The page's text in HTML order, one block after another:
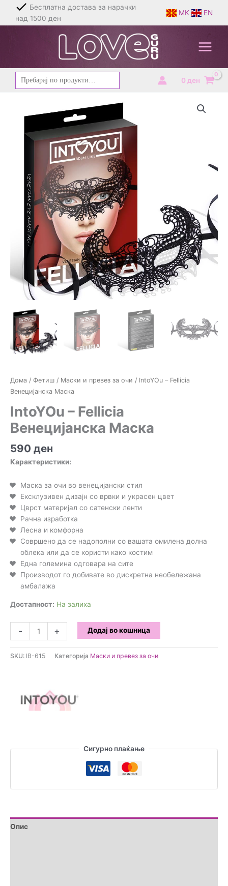
content
Бесплатна достава за нарачки
над 1500 ден
MK EN
Барај
за:
0 ден
Дома / Фетиш / Маски и превез за очи / IntoYOu – Fellicia
Венецијанска Маскa
IntoYOu – Fellicia
Венецијанска Маскa
590 ден
Карактеристики:
Маска за очи во венецијански стил
Ексклузивен дизајн со врвки и украсен цвет
Цврст материјал со сатенски ленти
Рачна изработка
Лесна и комфорна
Совршено да се надополни со вашата омилена долна
облека или да се користи како костим
Една големина одговара на сите
Производот го добивате во дискретна необележана
амбалажа
Достапност: На залиха
-
-
Fellicia
Венецијанска
+ Додај во кошница
SKU: IB-615 Категорија Маски и превез за очи
Сигурно плаќање
Опис